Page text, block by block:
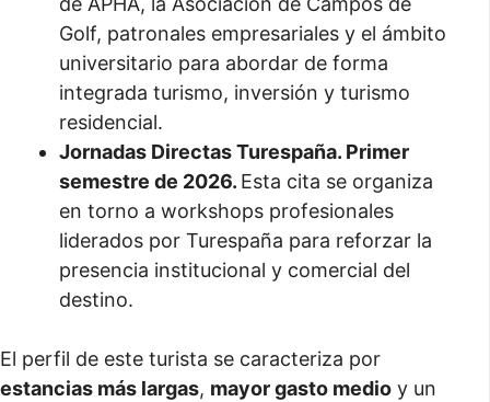
Golf, patronales empresariales y el ámbito
universitario para abordar de forma
integrada turismo, inversión y turismo
residencial.
Jornadas Directas Turespaña. Primer
semestre de 2026. Esta cita se organiza
en torno a workshops profesionales
liderados por Turespaña para reforzar la
presencia institucional y comercial del
destino.
El perfil de este turista se caracteriza por
estancias más largas, mayor gasto medio y un